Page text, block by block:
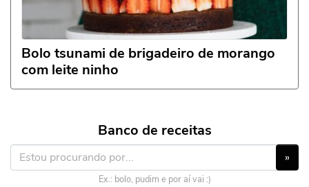
Bolo tsunami de brigadeiro de morango
com leite ninho
Banco de receitas
»
Ex.: bolo, pudim e por aí vai :)